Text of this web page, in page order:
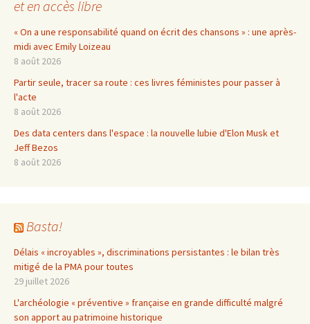
et en accès libre
« On a une responsabilité quand on écrit des chansons » : une après-
midi avec Emily Loizeau
8 août 2026
Partir seule, tracer sa route : ces livres féministes pour passer à
l'acte
8 août 2026
Des data centers dans l'espace : la nouvelle lubie d'Elon Musk et
Jeff Bezos
8 août 2026
Basta!
Délais « incroyables », discriminations persistantes : le bilan très
mitigé de la PMA pour toutes
29 juillet 2026
L'archéologie « préventive » française en grande difficulté malgré
son apport au patrimoine historique